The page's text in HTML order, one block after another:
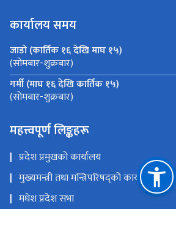
कार्यालय समय
जाडो (कार्तिक १६ देखि माघ १५)
(सोमबार-शुक्रबार)
गर्मी (माघ १६ देखि कार्तिक १५)
(सोमबार-शुक्रबार)
महत्त्वपूर्ण लिङ्कहरू
प्रदेश प्रमुखको कार्यालय
मुख्यमन्त्री तथा मन्त्रिपरिषद्को कार्यालय
मधेश प्रदेश सभा